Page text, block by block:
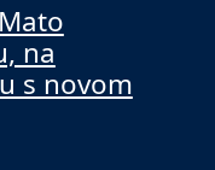
na
s novom